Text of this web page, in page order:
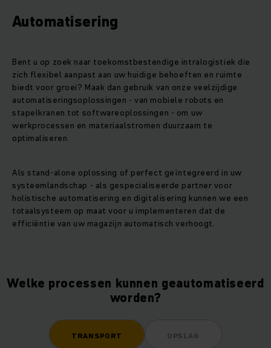
Automatisering
Bent u op zoek naar toekomstbestendige intralogistiek die
zich flexibel aanpast aan uw huidige behoeften en ruimte
biedt voor groei? Maak dan gebruik van onze veelzijdige
automatiseringsoplossingen - van mobiele robots en
stapelkranen tot softwareoplossingen - om uw
werkprocessen en materiaalstromen duurzaam te
optimaliseren.
Als stand-alone oplossing of perfect geïntegreerd in uw
systeemlandschap - als gespecialiseerde partner voor
holistische automatisering en digitalisering kunnen we een
totaalsysteem op maat voor u implementeren dat de
efficiëntie van uw magazijn automatisch verhoogt.
Welke processen kunnen geautomatiseerd
worden?
TRANSPORT OPSLAG